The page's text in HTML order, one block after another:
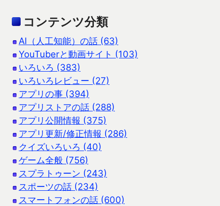
コンテンツ分類
AI（人工知能）の話 (63)
YouTuberと動画サイト (103)
いろいろ (383)
いろいろレビュー (27)
アプリの事 (394)
アプリストアの話 (288)
アプリ公開情報 (375)
アプリ更新/修正情報 (286)
クイズいろいろ (40)
ゲーム全般 (756)
スプラトゥーン (243)
スポーツの話 (234)
スマートフォンの話 (600)